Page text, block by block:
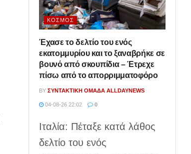
ΚΌΣΜΟΣ
Έχασε το δελτίο του ενός
εκατομμυρίου και το ξαναβρήκε σε
βουνό από σκουπίδια – Έτρεχε
πίσω από το απορριμματοφόρο
BY ΣΥΝΤΑΚΤΙΚΉ ΟΜΆΔΑ ALLDAYNEWS
04-08-26 22:02 0
Ιταλία: Πέταξε κατά λάθος
δελτίο του ενός